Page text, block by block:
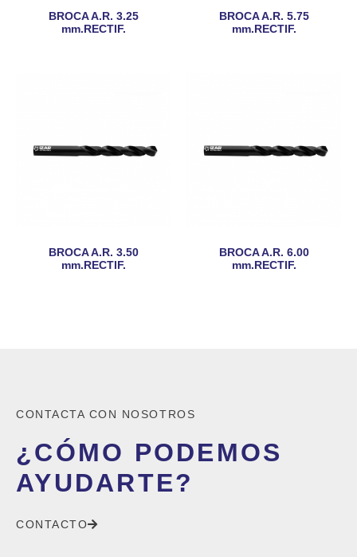
BROCA A.R. 3.25
mm.RECTIF.
BROCA A.R. 5.75
mm.RECTIF.
BROCA A.R. 3.50
mm.RECTIF.
BROCA A.R. 6.00
mm.RECTIF.
CONTACTA CON NOSOTROS
¿CÓMO PODEMOS
AYUDARTE?
CONTACTO